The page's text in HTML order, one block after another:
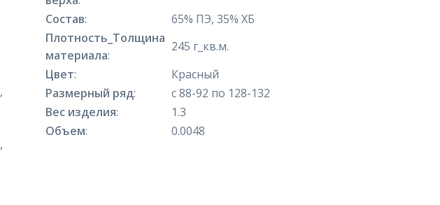
Состав:
65% ПЭ, 35% ХБ
Плотность_Толщина
материала:
245 г_кв.м.
Цвет:
Красный
Размерный ряд:
с 88-92 по 128-132
Вес изделия:
1.3
Объем: 0.0048